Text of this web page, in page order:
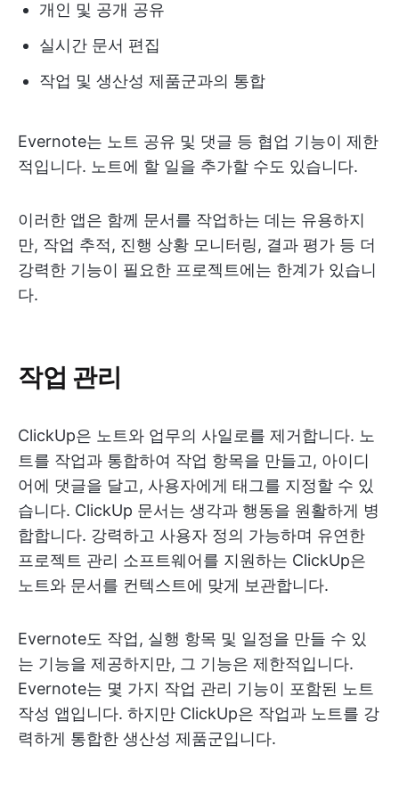
개인 및 공개 공유
실시간 문서 편집
작업 및 생산성 제품군과의 통합
Evernote는 노트 공유 및 댓글 등 협업 기능이 제한
적입니다. 노트에 할 일을 추가할 수도 있습니다.
이러한 앱은 함께 문서를 작업하는 데는 유용하지
만, 작업 추적, 진행 상황 모니터링, 결과 평가 등 더
강력한 기능이 필요한 프로젝트에는 한계가 있습니
다.
작업 관리
ClickUp은 노트와 업무의 사일로를 제거합니다. 노
트를 작업과 통합하여 작업 항목을 만들고, 아이디
어에 댓글을 달고, 사용자에게 태그를 지정할 수 있
습니다. ClickUp 문서는 생각과 행동을 원활하게 병
합합니다. 강력하고 사용자 정의 가능하며 유연한
프로젝트 관리 소프트웨어를 지원하는 ClickUp은
노트와 문서를 컨텍스트에 맞게 보관합니다.
Evernote도 작업, 실행 항목 및 일정을 만들 수 있
는 기능을 제공하지만, 그 기능은 제한적입니다.
Evernote는 몇 가지 작업 관리 기능이 포함된 노트
작성 앱입니다. 하지만 ClickUp은 작업과 노트를 강
력하게 통합한 생산성 제품군입니다.